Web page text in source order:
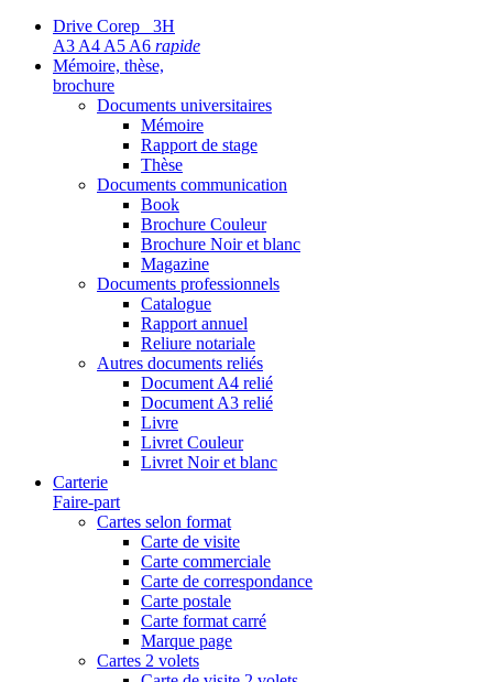
Drive Corep 3H
A3 A4 A5 A6 rapide
Mémoire, thèse,
brochure
Documents universitaires
Mémoire
Rapport de stage
Thèse
Documents communication
Book
Brochure Couleur
Brochure Noir et blanc
Magazine
Documents professionnels
Catalogue
Rapport annuel
Reliure notariale
Autres documents reliés
Document A4 relié
Document A3 relié
Livre
Livret Couleur
Livret Noir et blanc
Carterie
Faire-part
Cartes selon format
Carte de visite
Carte commerciale
Carte de correspondance
Carte postale
Carte format carré
Marque page
Cartes 2 volets